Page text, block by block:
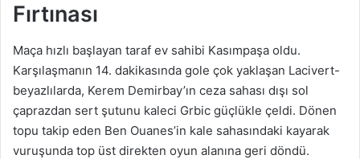
Fırtınası
Maça hızlı başlayan taraf ev sahibi Kasımpaşa oldu.
Karşılaşmanın 14. dakikasında gole çok yaklaşan Lacivert-
beyazlılarda, Kerem Demirbay’ın ceza sahası dışı sol
çaprazdan sert şutunu kaleci Grbic güçlükle çeldi. Dönen
topu takip eden Ben Ouanes’in kale sahasındaki kayarak
vuruşunda top üst direkten oyun alanına geri döndü.